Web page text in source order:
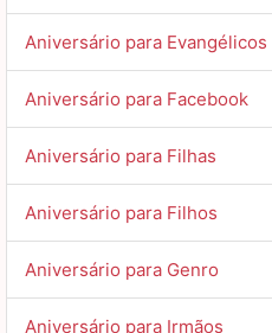
Aniversário para Evangélicos
Aniversário para Facebook
Aniversário para Filhas
Aniversário para Filhos
Aniversário para Genro
Aniversário para Irmãos